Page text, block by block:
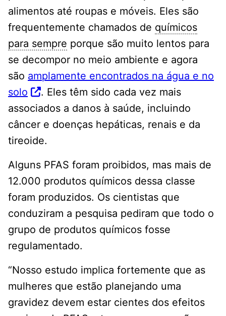
alimentos até roupas e móveis. Eles são
frequentemente chamados de químicos
para sempre porque são muito lentos para
se decompor no meio ambiente e agora
são amplamente encontrados na água e no
solo
. Eles têm sido cada vez mais
associados a danos à saúde, incluindo
câncer e doenças hepáticas, renais e da
tireoide.
Alguns PFAS foram proibidos, mas mais de
12.000 produtos químicos dessa classe
foram produzidos. Os cientistas que
conduziram a pesquisa pediram que todo o
grupo de produtos químicos fosse
regulamentado.
“Nosso estudo implica fortemente que as
mulheres que estão planejando uma
gravidez devem estar cientes dos efeitos